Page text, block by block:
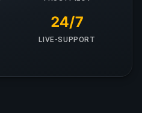
24/7
LIVE-SUPPORT